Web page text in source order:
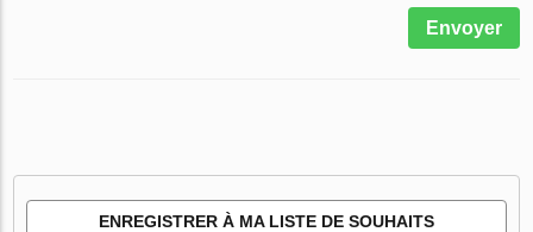
Envoyer
ENREGISTRER À MA LISTE DE SOUHAITS